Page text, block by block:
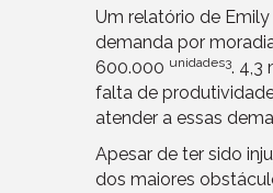
Um relatório de
demanda por
600.000 unidades3. 4,3
falta de
atender a essas
Apesar de ter sido
dos maiores